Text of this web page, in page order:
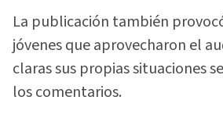
La publicación también
jóvenes que aprovecharon el
claras sus propias situaciones
los comentarios.